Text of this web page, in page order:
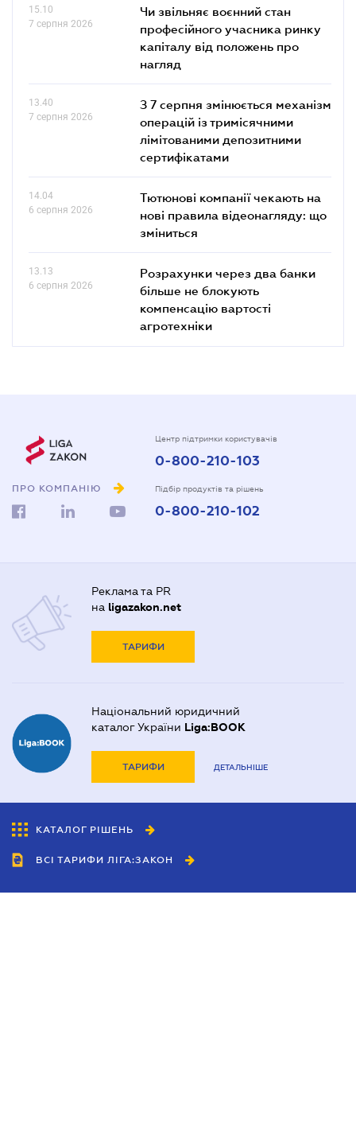
15.10
7 серпня 2026
Чи звільняє воєнний стан
професійного учасника ринку
капіталу від положень про
нагляд
13.40
7 серпня 2026
З 7 серпня змінюється механізм
операцій із тримісячними
лімітованими депозитними
сертифікатами
14.04
6 серпня 2026
Тютюнові компанії чекають на
нові правила відеонагляду: що
зміниться
13.13
6 серпня 2026
Розрахунки через два банки
більше не блокують
компенсацію вартості
агротехніки
ПРО КОМПАНІЮ
Центр підтримки користувачів
0-800-210-103
Підбір продуктів та рішень
0-800-210-102
Реклама та PR
на ligazakon.net
ТАРИФИ
Національний юридичний
каталог України Liga:BOOK
ТАРИФИ ДЕТАЛЬНІШЕ
КАТАЛОГ РІШЕНЬ
ВСІ ТАРИФИ ЛІГА:ЗАКОН